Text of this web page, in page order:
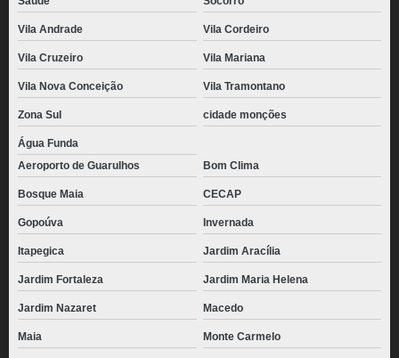
Vila Andrade Vila Cordeiro
Vila Cruzeiro Vila Mariana
Vila Nova Conceição Vila Tramontano
Zona Sul cidade monções
Água Funda
Aeroporto de Guarulhos
Bom Clima
Bosque Maia CECAP
Gopoúva Invernada
Itapegica Jardim Aracília
Jardim Fortaleza Jardim Maria Helena
Jardim Nazaret Macedo
Maia Monte Carmelo